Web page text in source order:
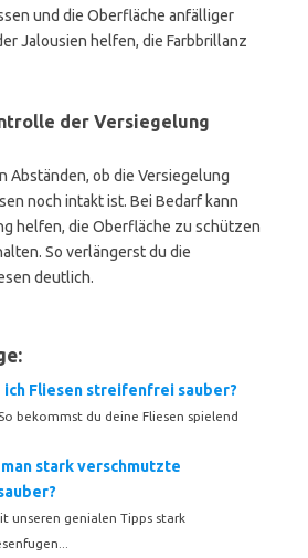
und die Oberfläche anfälliger
Jalousien helfen, die Farbbrillanz
der Versiegelung
Abständen, ob die Versiegelung
noch intakt ist. Bei Bedarf kann
helfen, die Oberfläche zu schützen
So verlängerst du die
deutlich.
ich Fliesen streifenfrei sauber?
bekommst du deine Fliesen spielend
stark verschmutzte
unseren genialen Tipps stark